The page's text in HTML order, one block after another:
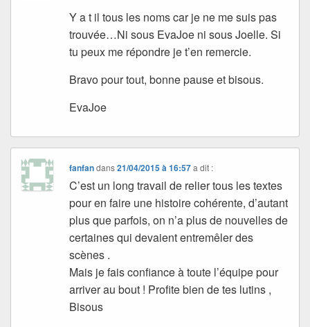
Y a t il tous les noms car je ne me suis pas
trouvée…Ni sous EvaJoe ni sous Joelle. Si
tu peux me répondre je t’en remercie.
Bravo pour tout, bonne pause et bisous.
EvaJoe
fanfandans21/04/2015 à 16:57 a dit :
C’est un long travail de relier tous les textes
pour en faire une histoire cohérente, d’autant
plus que parfois, on n’a plus de nouvelles de
certaines qui devaient entremêler des
scènes .
Mais je fais confiance à toute l’équipe pour
arriver au bout ! Profite bien de tes lutins ,
Bisous